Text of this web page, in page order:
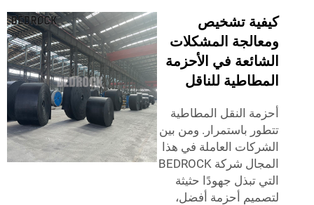
كيفية تشخيص
ومعالجة المشكلات
الشائعة في الأحزمة
المطاطية للناقل
أحزمة النقل المطاطية
تتطور باستمرار. ومن بين
الشركات العاملة في هذا
المجال شركة BEDROCK
التي تبذل جهودًا حثيثة
لتصميم أحزمة أفضل،